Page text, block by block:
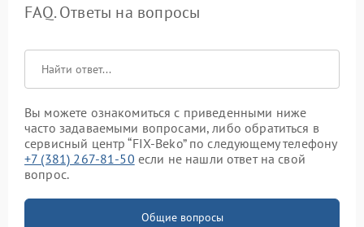
FAQ. Ответы на вопросы
Вы можете ознакомиться с приведенными ниже
часто задаваемыми вопросами, либо обратиться в
сервисный центр “FIX-Beko” по следующему телефону
+7 (381) 267-81-50 если не нашли ответ на свой
вопрос.
Общие вопросы